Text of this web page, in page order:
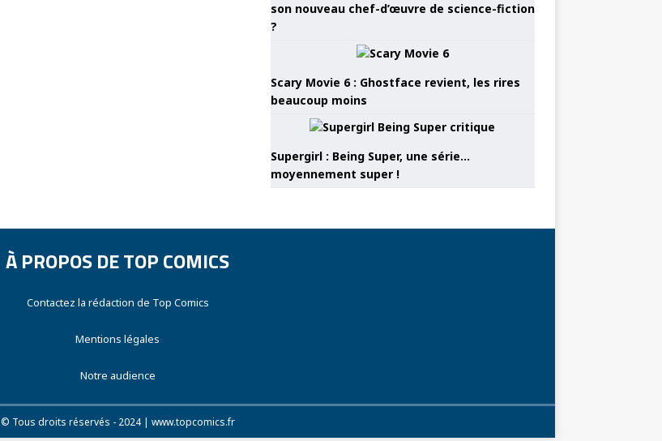
son nouveau chef-d’œuvre de science-fiction
?
Scary Movie 6 : Ghostface revient, les rires
beaucoup moins
Supergirl : Being Super, une série…
moyennement super !
À PROPOS DE TOP COMICS
Contactez la rédaction de Top Comics
Mentions légales
Notre audience
© Tous droits réservés - 2024 | www.topcomics.fr